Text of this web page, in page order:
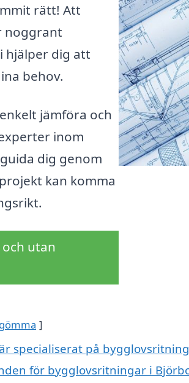
rätt! Att
noggrant
hjälper dig att
behov.
jämföra och
inom
dig genom
kan komma
utan
gömma
specialiserat på
för bygglovsritningar i